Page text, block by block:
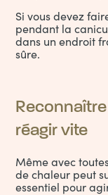
Si vous devez
pendant la
dans un endroit
sûre.
réagir vite
Même avec
de chaleur peut
essentiel pour